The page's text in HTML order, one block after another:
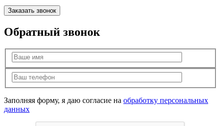
Заказать звонок
Обратный звонок
Заполняя форму, я даю согласие на обработку персональных
данных